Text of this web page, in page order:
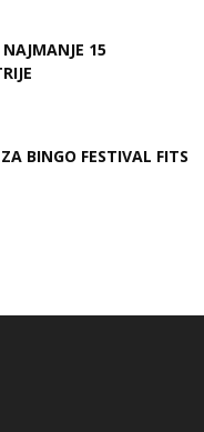
15
BINGO FESTIVAL FITS